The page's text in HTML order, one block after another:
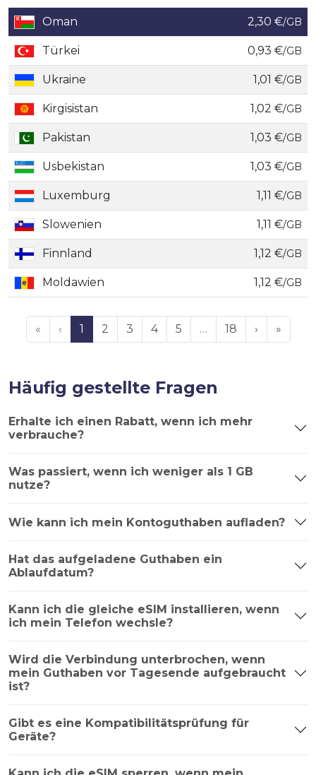
Country
Preis
Oman 2,30 €/GB
Türkei 0,93 €/GB
Ukraine 1,01 €/GB
Kirgisistan 1,02 €/GB
Pakistan 1,03 €/GB
Usbekistan 1,03 €/GB
Luxemburg 1,11 €/GB
Slowenien 1,11 €/GB
Finnland 1,12 €/GB
Moldawien 1,12 €/GB
« ‹ 1 2 3 4 5 … 18 › »
Häufig gestellte Fragen
Erhalte ich einen Rabatt, wenn ich mehr
verbrauche?
Was passiert, wenn ich weniger als 1 GB
nutze?
Wie kann ich mein Kontoguthaben aufladen?
Hat das aufgeladene Guthaben ein
Ablaufdatum?
Kann ich die gleiche eSIM installieren, wenn
ich mein Telefon wechsle?
Wird die Verbindung unterbrochen, wenn
mein Guthaben vor Tagesende aufgebraucht
ist?
Gibt es eine Kompatibilitätsprüfung für
Geräte?